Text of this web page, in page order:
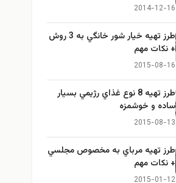
ایمن و کاربردی
2014-12-16
طرز تهيه خیار شور خانگي به 3 روش
+ نكات مهم
2015-08-16
طرز تهيه 8 نوع غذاي رژيمي بسيار
ساده و خوشمزه
2015-08-13
طرز تهيه مرباي به مخصوص مجلسي
+ نكات مهم
2015-01-12